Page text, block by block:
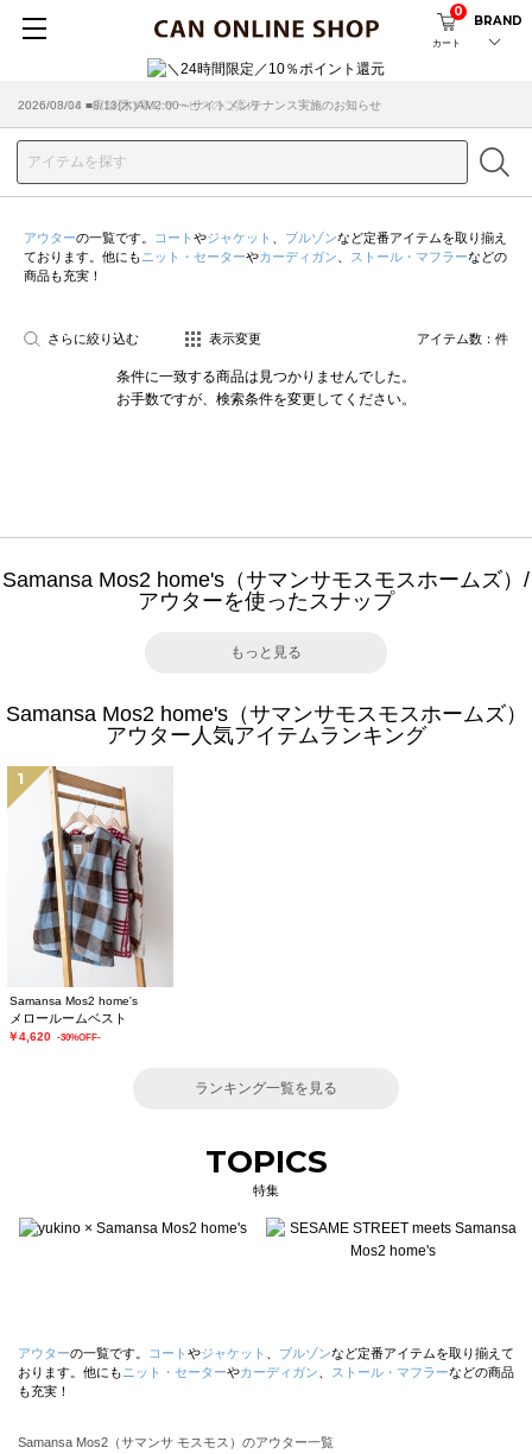
カート
0
BRAND
2026/08/04 ■8/13(木)AM2:00～サイトメンテナンス実施のお知らせ
2026/03/18 ■店舗受け取りサービスのご案内
アウターの一覧です。 コート やジャケット ブルゾンなど定番アイテムを取り揃え
ております。他にも ニット・セーターやカーディガン ストール・マフラーなどの
商品も充実！
さらに絞り込む 表示変更 アイテム数： 件
条件に一致する商品は見つかりませんでした。
お手数ですが、検索条件を変更してください。
Samansa Mos2 home's（サマンサモスモスホームズ）/
アウターを使ったスナップ
もっと見る
Samansa Mos2 home's（サマンサモスモスホームズ）
アウター人気アイテムランキング
1
Samansa Mos2 home's
メロールームベスト
￥4,620 -30%OFF-
ランキング一覧を見る
TOPICS
特集
アウターの一覧です。 コート やジャケット ブルゾンなど定番アイテムを取り揃えて
おります。他にも ニット・セーターやカーディガン ストール・マフラーなどの商品
も充実！
Samansa Mos2（サマンサ モスモス）のアウター一覧